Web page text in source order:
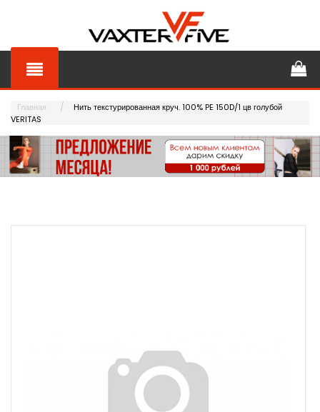
Главная
Нить текстурированная круч. 100% PE 150D/1 цв голубой
VERITAS